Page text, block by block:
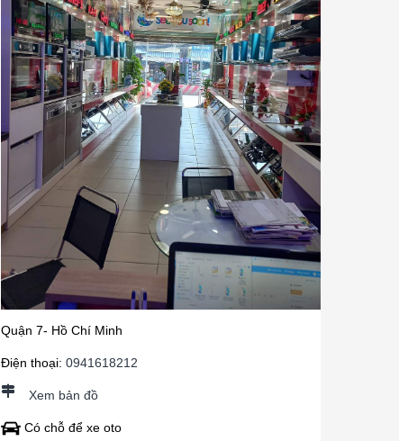
Quận 7- Hồ Chí Minh
Điện thoại: 0941618212
Xem bản đồ
Có chỗ để xe oto